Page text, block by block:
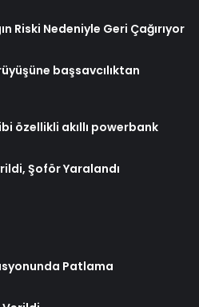
Riski Nedeniyle Geri Çağırıyor
başsavcılıktan
özellikli akıllı powerbank
Şoför Yaralandı
Patlama